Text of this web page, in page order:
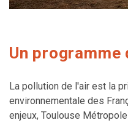
Un programme
La pollution de l'air est la
environnementale des
enjeux, Toulouse